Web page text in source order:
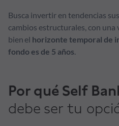
Busca invertir en tendencias
cambios estructurales, con una
bien el horizonte temporal de
fondo es de 5 años.
Por qué Self
debe ser tu